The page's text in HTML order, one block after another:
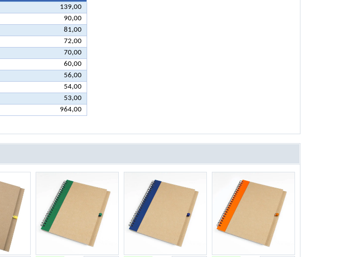
139,00
90,00
81,00
72,00
70,00
60,00
56,00
54,00
53,00
964,00